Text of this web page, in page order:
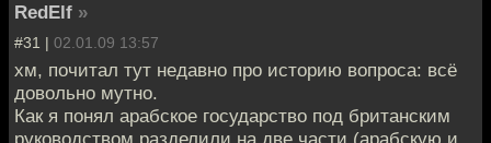
RedElf »
#31 | 02.01.09 13:57
хм, почитал тут недавно про историю вопроса: всё
довольно мутно.
Как я понял арабское государство под британским